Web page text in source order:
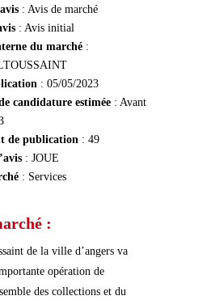
: Avis de marché
: Avis initial
du marché :
: 05/05/2023
candidature estimée : Avant
de publication : 49
: JOUE
: Services
:
de la ville d’angers va
opération de
des collections et du